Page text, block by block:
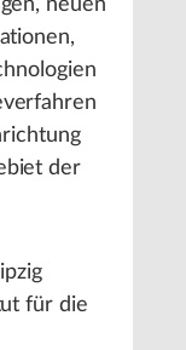
neuen
der
für die